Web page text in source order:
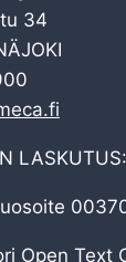
34
LASKUTUS:
Open Text